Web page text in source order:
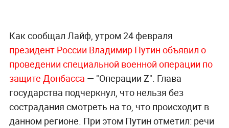
Как сообщал Лайф, утром 24 февраля
президент России Владимир Путин объявил о
проведении специальной военной операции по
защите Донбасса — "Операции Z". Глава
государства подчеркнул, что нельзя без
сострадания смотреть на то, что происходит в
данном регионе. При этом Путин отметил: речи